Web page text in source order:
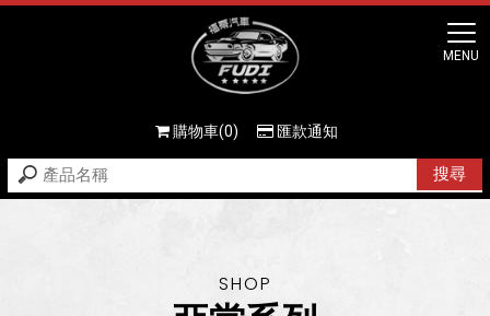
購物車(0) 匯款通知